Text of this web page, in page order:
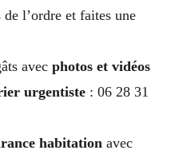
l’ordre et faites une
avec photos et vidéos
urgentiste: 06 28 31
habitationavec